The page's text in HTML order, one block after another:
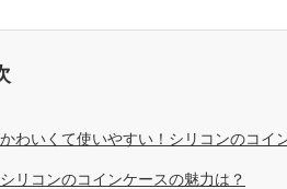
かわいくて使いやすい！シリコンのコイ
シリコンのコインケースの魅力は？